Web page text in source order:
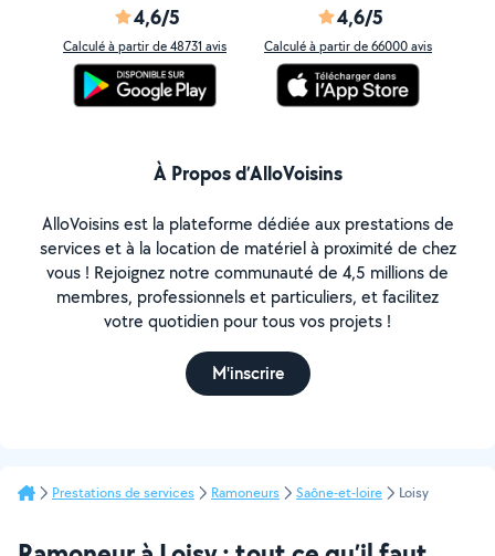
4,6/5
Calculé à partir de 48731 avis
4,6/5
Calculé à partir de 66000 avis
À Propos d’AlloVoisins
AlloVoisins est la plateforme dédiée aux prestations de
services et à la location de matériel à proximité de chez
vous ! Rejoignez notre communauté de 4,5 millions de
membres, professionnels et particuliers, et facilitez
votre quotidien pour tous vos projets !
M'inscrire
Prestations de services Ramoneurs Saône-et-loire Loisy